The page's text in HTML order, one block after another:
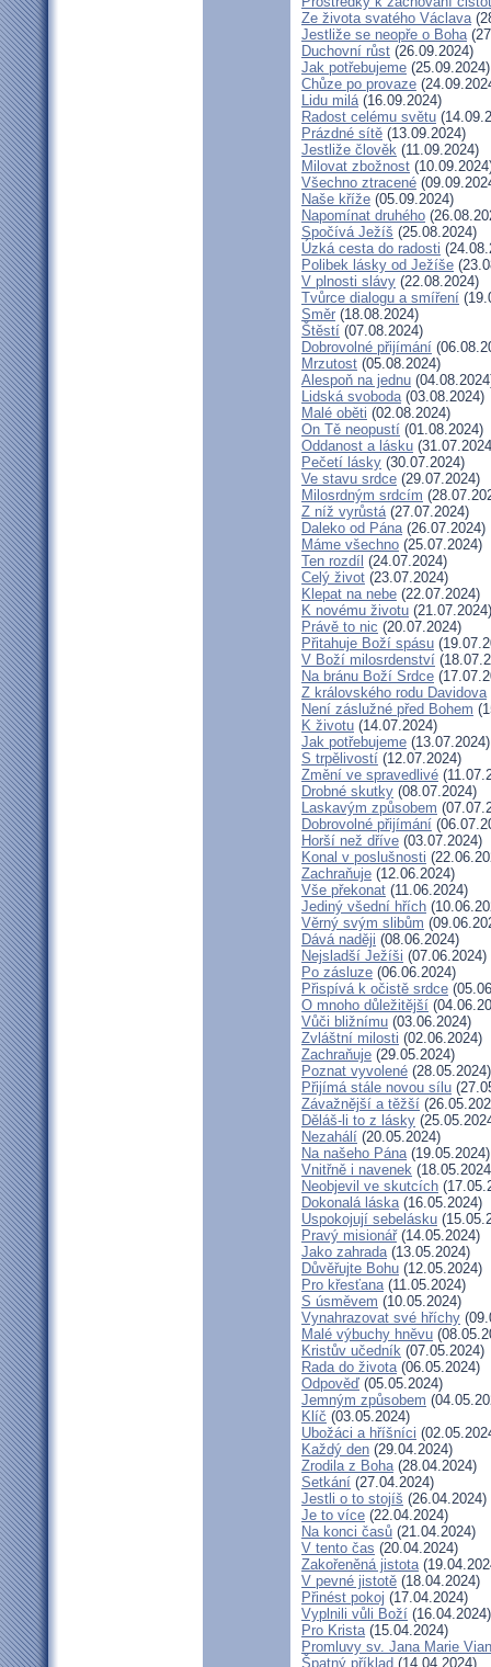
Ze života svatého Václava
Jestliže se neopře o Boha
Duchovní růst (26.09.2024)
Jak potřebujeme (25.09.2024)
Chůze po provaze
Lidu milá(16.09.2024)
Radost celému světu
Prázdné sítě (13.09.2024)
Jestliže člověk (11.09.2024)
Milovat zbožnost
Všechno ztracené
Naše kříže (05.09.2024)
Napomínat druhého
Spočívá Ježíš (25.08.2024)
Úzká cesta do radosti
Polibek lásky od Ježíše
V plnosti slávy (22.08.2024)
Tvůrce dialogu a smíření
Směr (18.08.2024)
Štěstí (07.08.2024)
Dobrovolné přijímání
Mrzutost (05.08.2024)
Alespoň na jednu
Lidská svoboda(03.08.2024)
Malé oběti (02.08.2024)
On Tě neopustí (01.08.2024)
Oddanost a lásku
Pečetí lásky (30.07.2024)
Ve stavu srdce (29.07.2024)
Milosrdným srdcím
Z níž vyrůstá(27.07.2024)
Daleko od Pána(26.07.2024)
Máme všechno (25.07.2024)
Ten rozdíl (24.07.2024)
Celý život (23.07.2024)
Klepat na nebe (22.07.2024)
K novému životu (21.07.2024)
Právě to nic (20.07.2024)
Přitahuje Boží spásu
V Boží milosrdenství
Na bránu Boží Srdce
Z královského rodu Davidova
Není záslužné před Bohem
K životu (14.07.2024)
Jak potřebujeme (13.07.2024)
S trpělivostí (12.07.2024)
Změní ve spravedlivé
Drobné skutky (08.07.2024)
Laskavým způsobem
Dobrovolné přijímání
Horší než dříve (03.07.2024)
Konal v poslušnosti
Zachraňuje (12.06.2024)
Vše překonat (11.06.2024)
Jediný všední hřích
Věrný svým slibům
Dává naději (08.06.2024)
Nejsladší Ježíši (07.06.2024)
Po zásluze (06.06.2024)
Přispívá k očistě srdce
O mnoho důležitější
Vůči bližnímu (03.06.2024)
Zvláštní milosti (02.06.2024)
Zachraňuje (29.05.2024)
Poznat vyvolené (28.05.2024)
Přijímá stále novou sílu
Závažnější a těžší
Děláš-li to z lásky
Nezahálí (20.05.2024)
Na našeho Pána(19.05.2024)
Vnitřně i navenek
Neobjevil ve skutcích
Dokonalá láska(16.05.2024)
Uspokojují sebelásku
Pravý misionář(14.05.2024)
Jako zahrada(13.05.2024)
Důvěřujte Bohu (12.05.2024)
Pro křesťana(11.05.2024)
S úsměvem (10.05.2024)
Vynahrazovat své hříchy
Malé výbuchy hněvu
Kristův učedník (07.05.2024)
Rada do života(06.05.2024)
Odpověď (05.05.2024)
Jemným způsobem
Klíč (03.05.2024)
Ubožáci a hříšníci
Každý den (29.04.2024)
Zrodila z Boha(28.04.2024)
Setkání (27.04.2024)
Jestli o to stojíš (26.04.2024)
Je to více (22.04.2024)
Na konci časů (21.04.2024)
V tento čas (20.04.2024)
Zakořeněná jistota
V pevné jistotě (18.04.2024)
Přinést pokoj (17.04.2024)
Vyplnili vůli Boží (16.04.2024)
Pro Krista(15.04.2024)
Promluvy sv. Jana Marie
Špatný příklad (14.04.2024)